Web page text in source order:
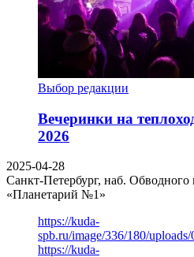
Выбор редакции
Вечеринки на
2026
2025-04-28
Санкт-Петербург, наб. Обводного
«Планетарий №1»
https://kuda-
spb.ru/image/336/180/
https://kuda-